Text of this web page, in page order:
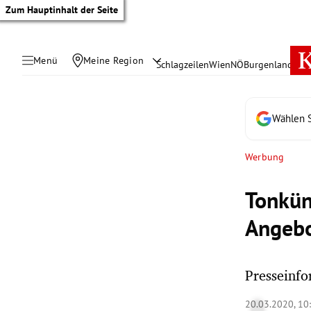
Zum Hauptinhalt der Seite
Menü Meine Region SchlagzeilenWienNÖBurgenland
Wählen
Werbung
20.03.2020,